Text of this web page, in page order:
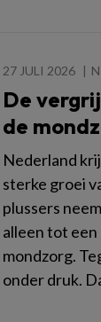
27 JULI 2026
De
de
Nederland
sterke groei
plussers
alleen tot een
mondzorg.
onder druk.